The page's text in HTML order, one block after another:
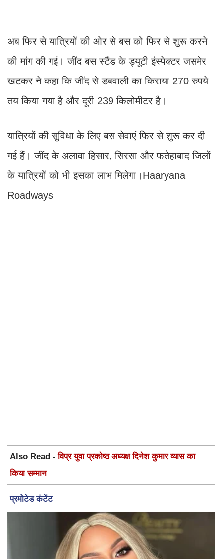
अब फिर से यात्रियों की ओर से बस को फिर से शुरू करने
की मांग की गई। जींद बस स्टैंड के ड्यूटी इंस्पेक्टर जसमेर
खटकर ने कहा कि जींद से डबवाली का किराया 270 रुपये
तय किया गया है और दूरी 239 किलोमीटर है।
यात्रियों की सुविधा के लिए बस सेवाएं फिर से शुरू कर दी
गई हैं। जींद के अलावा हिसार, सिरसा और फतेहाबाद जिलों
के यात्रियों को भी इसका लाभ मिलेगा।Haaryana
Roadways
Also Read -विप्र युवा प्रकोष्ठ अध्यक्ष दिनेश कुमार व्यास का
किया सम्मान